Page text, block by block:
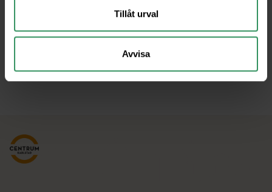
Tillåt urval
Avvisa